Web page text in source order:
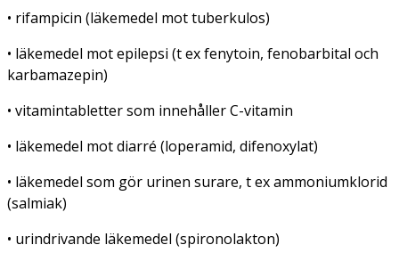
• rifampicin (läkemedel mot tuberkulos)
• läkemedel mot epilepsi (t ex fenytoin, fenobarbital och
karbamazepin)
• vitamintabletter som innehåller C-vitamin
• läkemedel mot diarré (loperamid, difenoxylat)
• läkemedel som gör urinen surare, t ex ammoniumklorid
(salmiak)
• urindrivande läkemedel (spironolakton)